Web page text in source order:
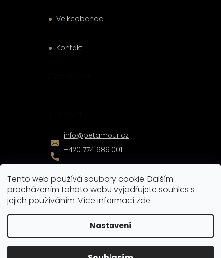
Tento web používá soubory cookie. Dalším
procházením tohoto webu vyjadřujete souhlas s
jejich používáním. Více informací zde.
Nastavení
Velkoobchod
Kontakt
info@petamour.cz
+420 774 689 001
Nakódoval
Copyright 2026Pet Amour. Všechna práva vyhrazena.